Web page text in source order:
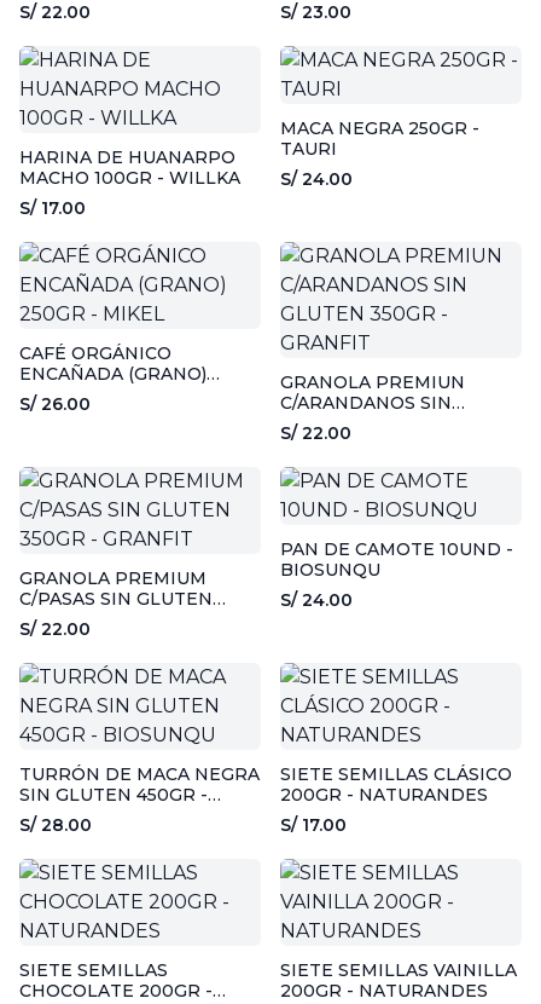
S/ 22.00
S/ 23.00
HARINA DE HUANARPO
MACHO 100GR - WILLKA
S/ 17.00
MACA NEGRA 250GR -
TAURI
S/ 24.00
CAFÉ ORGÁNICO
ENCAÑADA (GRANO)
250GR - MIKEL
S/ 26.00
GRANOLA PREMIUN
C/ARANDANOS SIN
GLUTEN 350GR - GRANFIT
S/ 22.00
GRANOLA PREMIUM
C/PASAS SIN GLUTEN
350GR - GRANFIT
S/ 22.00
PAN DE CAMOTE 10UND -
BIOSUNQU
S/ 24.00
TURRÓN DE MACA NEGRA
SIN GLUTEN 450GR -
BIOSUNQU
S/ 28.00
SIETE SEMILLAS CLÁSICO
200GR - NATURANDES
S/ 17.00
SIETE SEMILLAS
CHOCOLATE 200GR -
SIETE SEMILLAS VAINILLA
200GR - NATURANDES